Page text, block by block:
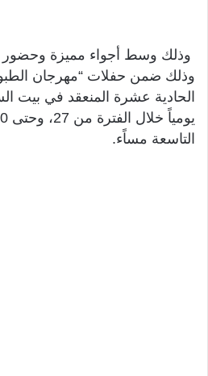
وذلك وسط أجواء مميزة وحضور
وذلك ضمن حفلات “مهرجان
الحادية عشرة المنعقد في بيت
التاسعة مساًء.